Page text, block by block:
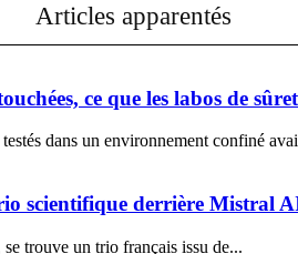
Articles apparentés
ce que les labos de
dans un environnement confiné
scientifique derrière Mistral
trouve un trio français issu de...